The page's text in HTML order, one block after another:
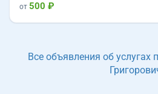
от 500 ₽
Все объявления об услугах